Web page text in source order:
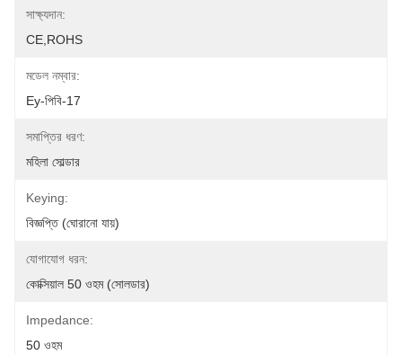
সাক্ষ্যদান:
CE,ROHS
মডেল নম্বার:
Ey-পিবি-17
সমাপ্তির ধরণ:
মহিলা সোল্ডার
Keying:
বিজ্ঞপ্তি (ঘোরানো যায়)
যোগাযোগ ধরন:
কোক্সিয়াল 50 ওহম (সোলডার)
Impedance:
50 ওহম